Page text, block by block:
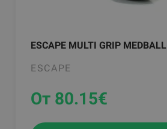
ESCAPE MULTI GRIP MEDBALL
ESCAPE
От 80.15€